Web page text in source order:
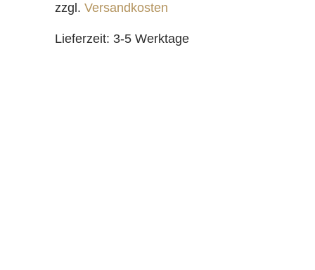
zzgl. Versandkosten
Lieferzeit: 3-5 Werktage